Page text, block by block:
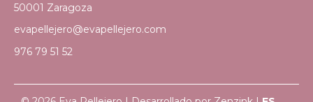
50001 Zaragoza
evapellejero@evapellejero.com
976 79 51 52